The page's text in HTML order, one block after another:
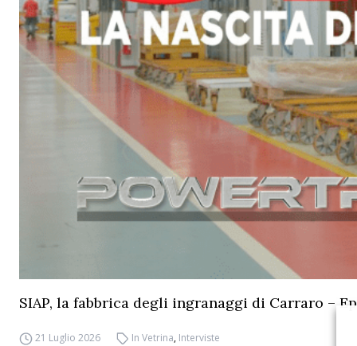
SIAP, la fabbrica degli ingranaggi di Carraro –
21 Luglio 2026 In Vetrina, Interviste